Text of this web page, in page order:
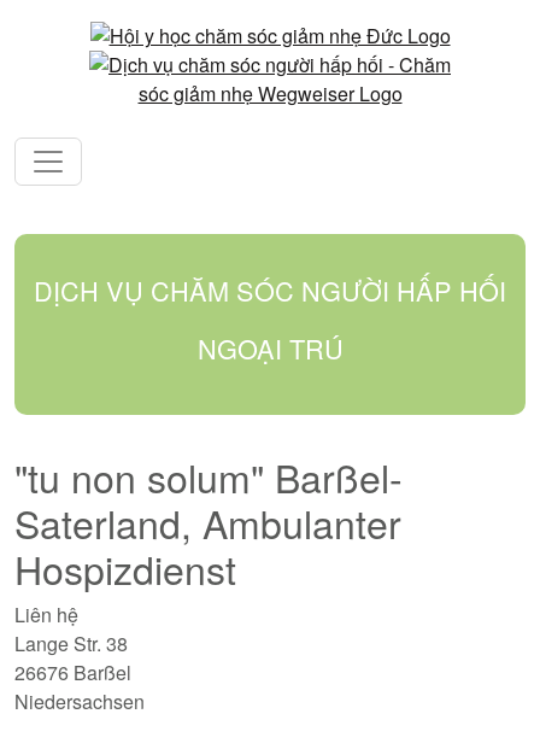
DỊCH VỤ CHĂM SÓC NGƯỜI HẤP HỐI
NGOẠI TRÚ
"tu non solum" Barßel-
Saterland, Ambulanter
Hospizdienst
Liên hệ
Lange Str. 38
26676 Barßel
Niedersachsen